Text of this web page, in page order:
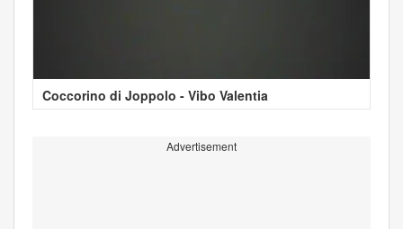
Coccorino di Joppolo - Vibo Valentia
Advertisement